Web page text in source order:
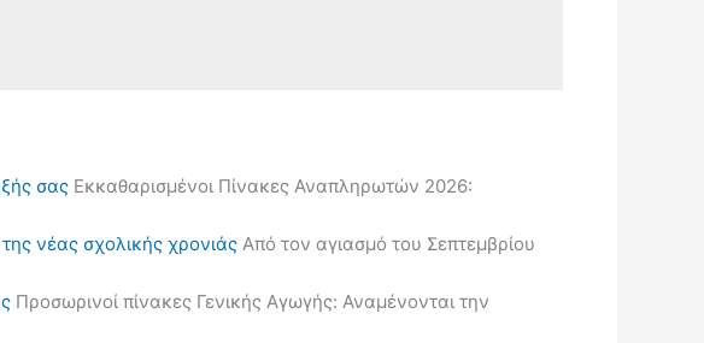
σας Εκκαθαρισμένοι Πίνακες Αναπληρωτών 2026:
νέας σχολικής χρονιάς Από τον αγιασμό του Σεπτεμβρίου
Προσωρινοί πίνακες Γενικής Αγωγής: Αναμένονται την